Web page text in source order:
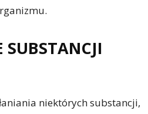
niektórych substancji,